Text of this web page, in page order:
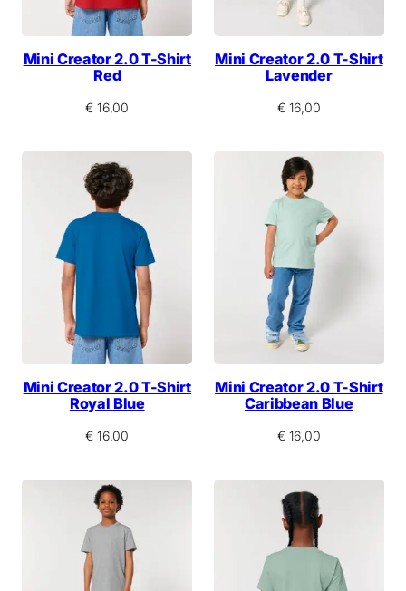
Mini Creator 2.0 T-Shirt
Red
€ 16,00
Mini Creator 2.0 T-Shirt
Lavender
€16,00
Mini Creator 2.0 T-Shirt
Royal Blue
€ 16,00
Mini Creator 2.0 T-Shirt
Caribbean Blue
€16,00